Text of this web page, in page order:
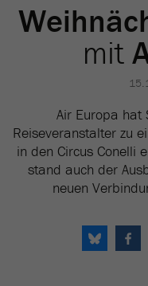
mit
Air Europa hat
Reiseveranstalter zu
in den Circus Conelli
stand auch der
neuen